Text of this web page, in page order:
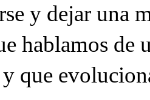
y dejar una
hablamos
que